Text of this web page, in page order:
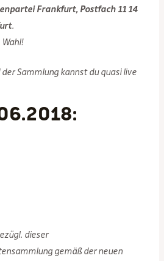
Frankfurt, Postfach 11 14
.
Sammlung kannst du quasi live
dieser
gemäß der neuen